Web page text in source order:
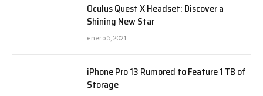
Oculus Quest X Headset: Discover a
Shining New Star
enero 5, 2021
iPhone Pro 13 Rumored to Feature 1 TB of
Storage